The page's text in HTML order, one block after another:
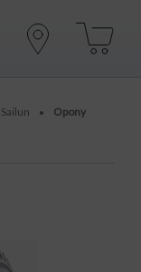
•
Opony